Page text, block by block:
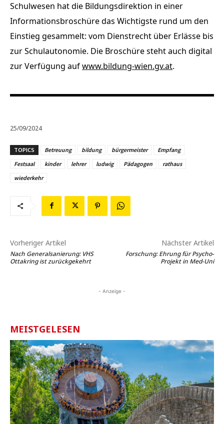
Schulwesen hat die Bildungsdirektion in einer
Informationsbroschüre das Wichtigste rund um den
Einstieg gesammelt: vom Dienstrecht über Erlässe bis
zur Schulautonomie. Die Broschüre steht auch digital
zur Verfügung aufwww.bildung-wien.gv.at.
25/09/2024
TOPICS Betreuung bildung bürgermeister
Empfang
Festsaal
kinder lehrer ludwig Pädagogen
rathaus
wiederkehr
Vorheriger Artikel
Nach Generalsanierung: VHS
Ottakring ist zurückgekehrt
Nächster Artikel
Forschung: Ehrung für Psycho-
Projekt in Med-Uni
- Anzeige -
MEISTGELESEN